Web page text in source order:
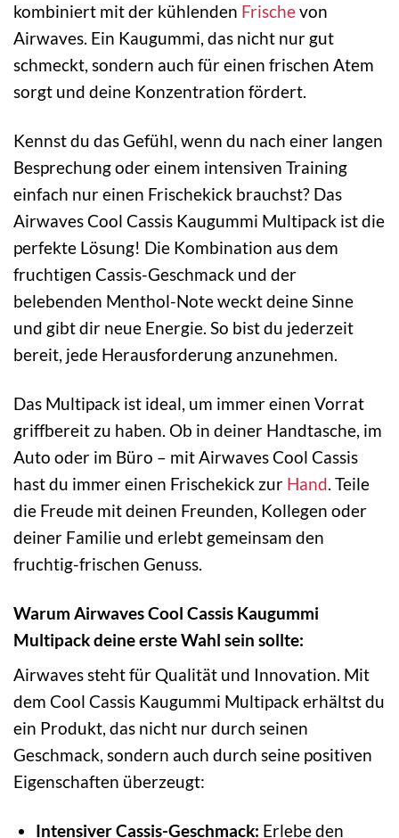
kombiniert mit der kühlenden Frischevon
Airwaves. Ein Kaugummi, das nicht nur gut
schmeckt, sondern auch für einen frischen Atem
sorgt und deine Konzentration fördert.
Kennst du das Gefühl, wenn du nach einer langen
Besprechung oder einem intensiven Training
einfach nur einen Frischekick brauchst? Das
Airwaves Cool Cassis Kaugummi Multipack ist die
perfekte Lösung! Die Kombination aus dem
fruchtigen Cassis-Geschmack und der
belebenden Menthol-Note weckt deine Sinne
und gibt dir neue Energie. So bist du jederzeit
bereit, jede Herausforderung anzunehmen.
Das Multipack ist ideal, um immer einen Vorrat
griffbereit zu haben. Ob in deiner Handtasche, im
Auto oder im Büro – mit Airwaves Cool Cassis
hast du immer einen Frischekick zur Hand. Teile
die Freude mit deinen Freunden, Kollegen oder
deiner Familie und erlebt gemeinsam den
fruchtig-frischen Genuss.
Warum Airwaves Cool Cassis Kaugummi
Multipack deine erste Wahl sein sollte:
Airwaves steht für Qualität und Innovation. Mit
dem Cool Cassis Kaugummi Multipack erhältst du
ein Produkt, das nicht nur durch seinen
Geschmack, sondern auch durch seine positiven
Eigenschaften überzeugt:
Intensiver Cassis-Geschmack: Erlebe den